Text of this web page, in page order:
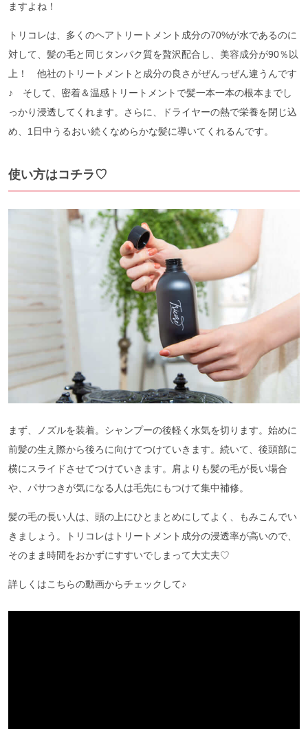
ますよね！
トリコレは、多くのヘアトリートメント成分の70%が水であるのに
対して、髪の毛と同じタンパク質を贅沢配合し、美容成分が90％以
上！ 他社のトリートメントと成分の良さがぜんっぜん違うんです
♪ そして、密着＆温感トリートメントで髪一本一本の根本までし
っかり浸透してくれます。さらに、ドライヤーの熱で栄養を閉じ込
め、1日中うるおい続くなめらかな髪に導いてくれるんです。
使い方はコチラ♡
まず、ノズルを装着。シャンプーの後軽く水気を切ります。始めに
前髪の生え際から後ろに向けてつけていきます。続いて、後頭部に
横にスライドさせてつけていきます。肩よりも髪の毛が長い場合
や、パサつきが気になる人は毛先にもつけて集中補修。
髪の毛の長い人は、頭の上にひとまとめにしてよく、もみこんでい
きましょう。トリコレはトリートメント成分の浸透率が高いので、
そのまま時間をおかずにすすいでしまって大丈夫♡
詳しくはこちらの動画からチェックして♪